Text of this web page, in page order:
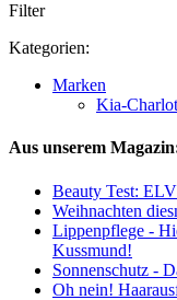
Filter
Kategorien:
Marken
Kia-
Aus unserem
Beauty Test:
Weihnachten
Lippenpflege -
Kussmund!
Sonnenschutz -
Oh nein!